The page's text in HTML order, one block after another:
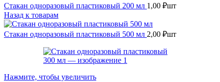
Стакан одноразовый пластиковый 200 мл 1,00 ₽шт
Назад к товарам
Стакан одноразовый пластиковый 500 мл 2,00 ₽шт
Нажмите, чтобы увеличить